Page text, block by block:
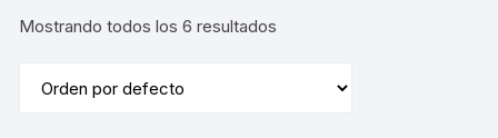
Mostrando todos los 6 resultados